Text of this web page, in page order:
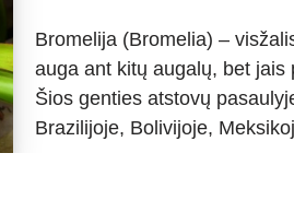
Bromelija (Bromelia) –
auga ant kitų augalų, bet
Šios genties atstovų
Brazilijoje, Bolivijoje,